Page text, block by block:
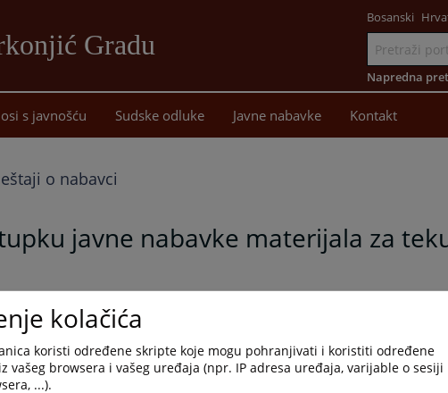
Gradu
sadržaj
Bosanski
Napredna
s javnošću Sudske odluke Javne nabavke Kontakt
o nabavci
javne nabavke materijala za
postupku javne nabavke materijala za tekuće održavanje.
kolačića
koristi određene skripte koje mogu pohranjivati i koristiti određene
vašeg browsera i vašeg uređaja (npr. IP adresa uređaja, varijable o sesiji
...).